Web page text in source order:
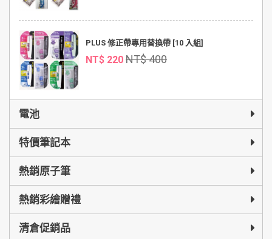
PLUS 修正帶專用替換帶 [10 入組]
NT$ 220 NT$ 400
電池
特價筆記本
熱銷原子筆
熱銷彩繪贈禮
清倉促銷品